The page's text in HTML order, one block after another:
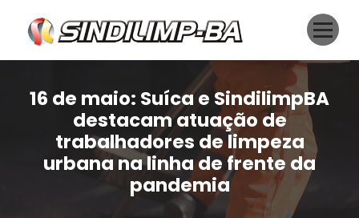
conteúdo
16 de maio: Suíca e SindilimpBA
destacam atuação de
trabalhadores de limpeza
urbana na linha de frente da
pandemia